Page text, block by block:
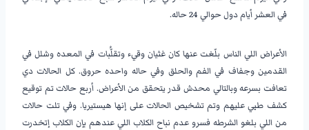
في العشر أيام دول حوالي 24 حاله.
الأعراض اللي الناس بلّغت عنها كان غثيان وقيء وتقلُّبات في المعده وشلل في
القدمين وجفاف في الفم والحلق وفي حاله واحده حروق. كل الحالات دي
تعافت بسرعه وبالتالي محدش قدر يتحقق من الأعراض. أربع حالات تم توقيع
كشف طبي عليهم وتم تشخيص الحالات على إنها هيستيريا. وفي تلت حالات
من اللي بلغو الشرطه فسرو عدم نباح الكلاب اللي عندهم بإن الكلاب إتخدرت